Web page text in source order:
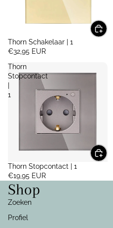
Thorn Schakelaar | 1
€32,95 EUR
Thorn
Stopcontact
1
Thorn Stopcontact | 1
€19,95 EUR
Shop
Zoeken
Profiel